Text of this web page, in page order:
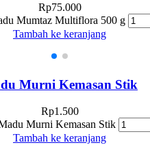
Rp75.000
Mumtaz Multiflora 500 g
Tambah ke keranjang
Murni Kemasan Stik
Rp1.500
Murni Kemasan Stik
Tambah ke keranjang